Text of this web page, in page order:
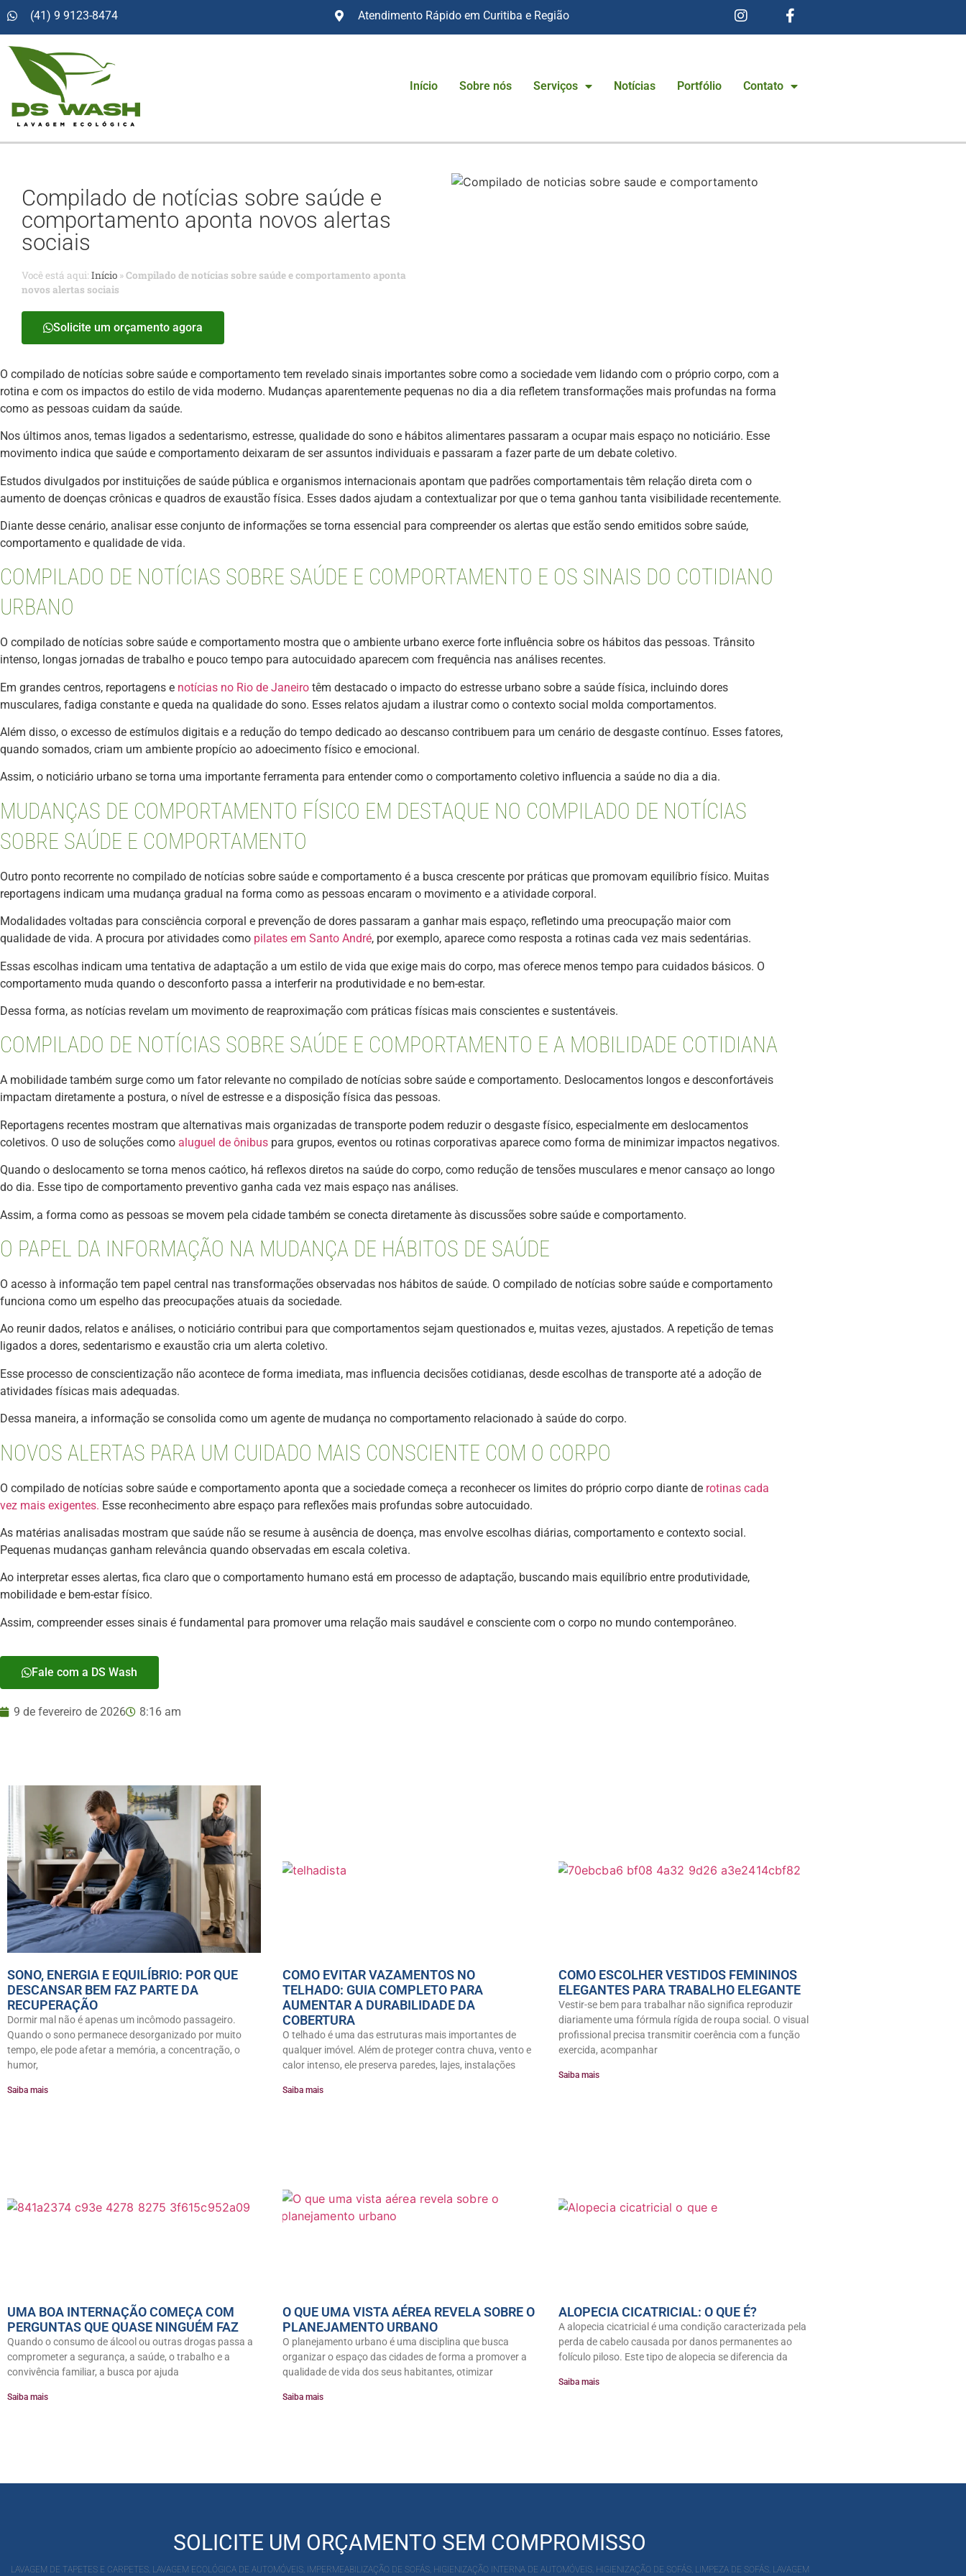
(41) 9 9123-8474 Atendimento Rápido em Curitiba e Região
Início Sobre nós Serviços Notícias Portfólio Contato
Compilado de notícias sobre saúde e
comportamento aponta novos alertas
sociais
Você está aqui: Início »Compilado de notícias sobre saúde e comportamento aponta
novos alertas sociais
Solicite um orçamento agora
O compilado de notícias sobre saúde e comportamento tem revelado sinais importantes sobre como a sociedade vem lidando com o próprio corpo, com a
rotina e com os impactos do estilo de vida moderno. Mudanças aparentemente pequenas no dia a dia refletem transformações mais profundas na forma
como as pessoas cuidam da saúde.
Nos últimos anos, temas ligados a sedentarismo, estresse, qualidade do sono e hábitos alimentares passaram a ocupar mais espaço no noticiário. Esse
movimento indica que saúde e comportamento deixaram de ser assuntos individuais e passaram a fazer parte de um debate coletivo.
Estudos divulgados por instituições de saúde pública e organismos internacionais apontam que padrões comportamentais têm relação direta com o
aumento de doenças crônicas e quadros de exaustão física. Esses dados ajudam a contextualizar por que o tema ganhou tanta visibilidade recentemente.
Diante desse cenário, analisar esse conjunto de informações se torna essencial para compreender os alertas que estão sendo emitidos sobre saúde,
comportamento e qualidade de vida.
COMPILADO DE NOTÍCIAS SOBRE SAÚDE E COMPORTAMENTO E OS SINAIS DO COTIDIANO
URBANO
O compilado de notícias sobre saúde e comportamento mostra que o ambiente urbano exerce forte influência sobre os hábitos das pessoas. Trânsito
intenso, longas jornadas de trabalho e pouco tempo para autocuidado aparecem com frequência nas análises recentes.
Em grandes centros, reportagens e notícias no Rio de Janeiro têm destacado o impacto do estresse urbano sobre a saúde física, incluindo dores
musculares, fadiga constante e queda na qualidade do sono. Esses relatos ajudam a ilustrar como o contexto social molda comportamentos.
Além disso, o excesso de estímulos digitais e a redução do tempo dedicado ao descanso contribuem para um cenário de desgaste contínuo. Esses fatores,
quando somados, criam um ambiente propício ao adoecimento físico e emocional.
Assim, o noticiário urbano se torna uma importante ferramenta para entender como o comportamento coletivo influencia a saúde no dia a dia.
MUDANÇAS DE COMPORTAMENTO FÍSICO EM DESTAQUE NO COMPILADO DE NOTÍCIAS
SOBRE SAÚDE E COMPORTAMENTO
Outro ponto recorrente no compilado de notícias sobre saúde e comportamento é a busca crescente por práticas que promovam equilíbrio físico. Muitas
reportagens indicam uma mudança gradual na forma como as pessoas encaram o movimento e a atividade corporal.
Modalidades voltadas para consciência corporal e prevenção de dores passaram a ganhar mais espaço, refletindo uma preocupação maior com
qualidade de vida. A procura por atividades como pilates em Santo André, por exemplo, aparece como resposta a rotinas cada vez mais sedentárias.
Essas escolhas indicam uma tentativa de adaptação a um estilo de vida que exige mais do corpo, mas oferece menos tempo para cuidados básicos. O
comportamento muda quando o desconforto passa a interferir na produtividade e no bem-estar.
Dessa forma, as notícias revelam um movimento de reaproximação com práticas físicas mais conscientes e sustentáveis.
COMPILADO DE NOTÍCIAS SOBRE SAÚDE E COMPORTAMENTO E A MOBILIDADE COTIDIANA
A mobilidade também surge como um fator relevante no compilado de notícias sobre saúde e comportamento. Deslocamentos longos e desconfortáveis
impactam diretamente a postura, o nível de estresse e a disposição física das pessoas.
Reportagens recentes mostram que alternativas mais organizadas de transporte podem reduzir o desgaste físico, especialmente em deslocamentos
coletivos. O uso de soluções como aluguel de ônibus para grupos, eventos ou rotinas corporativas aparece como forma de minimizar impactos negativos.
Quando o deslocamento se torna menos caótico, há reflexos diretos na saúde do corpo, como redução de tensões musculares e menor cansaço ao longo
do dia. Esse tipo de comportamento preventivo ganha cada vez mais espaço nas análises.
Assim, a forma como as pessoas se movem pela cidade também se conecta diretamente às discussões sobre saúde e comportamento.
O PAPEL DA INFORMAÇÃO NA MUDANÇA DE HÁBITOS DE SAÚDE
O acesso à informação tem papel central nas transformações observadas nos hábitos de saúde. O compilado de notícias sobre saúde e comportamento
funciona como um espelho das preocupações atuais da sociedade.
Ao reunir dados, relatos e análises, o noticiário contribui para que comportamentos sejam questionados e, muitas vezes, ajustados. A repetição de temas
ligados a dores, sedentarismo e exaustão cria um alerta coletivo.
Esse processo de conscientização não acontece de forma imediata, mas influencia decisões cotidianas, desde escolhas de transporte até a adoção de
atividades físicas mais adequadas.
Dessa maneira, a informação se consolida como um agente de mudança no comportamento relacionado à saúde do corpo.
NOVOS ALERTAS PARA UM CUIDADO MAIS CONSCIENTE COM O CORPO
O compilado de notícias sobre saúde e comportamento aponta que a sociedade começa a reconhecer os limites do próprio corpo diante de rotinas cada
vez mais exigentes. Esse reconhecimento abre espaço para reflexões mais profundas sobre autocuidado.
As matérias analisadas mostram que saúde não se resume à ausência de doença, mas envolve escolhas diárias, comportamento e contexto social.
Pequenas mudanças ganham relevância quando observadas em escala coletiva.
Ao interpretar esses alertas, fica claro que o comportamento humano está em processo de adaptação, buscando mais equilíbrio entre produtividade,
mobilidade e bem-estar físico.
Assim, compreender esses sinais é fundamental para promover uma relação mais saudável e consciente com o corpo no mundo contemporâneo.
Fale com a DS Wash
9 de fevereiro de 2026 8:16 am
SONO, ENERGIA E EQUILÍBRIO: POR QUE
DESCANSAR BEM FAZ PARTE DA
RECUPERAÇÃO
Dormir mal não é apenas um incômodo passageiro.
Quando o sono permanece desorganizado por muito
tempo, ele pode afetar a memória, a concentração, o
humor,
Saiba mais
COMO EVITAR VAZAMENTOS NO
TELHADO: GUIA COMPLETO PARA
AUMENTAR A DURABILIDADE DA
COBERTURA
O telhado é uma das estruturas mais importantes de
qualquer imóvel. Além de proteger contra chuva, vento e
calor intenso, ele preserva paredes, lajes, instalações
Saiba mais
COMO ESCOLHER VESTIDOS FEMININOS
ELEGANTES PARA TRABALHO ELEGANTE
Vestir-se bem para trabalhar não significa reproduzir
diariamente uma fórmula rígida de roupa social. O visual
profissional precisa transmitir coerência com a função
exercida, acompanhar
Saiba mais
UMA BOA INTERNAÇÃO COMEÇA COM
PERGUNTAS QUE QUASE NINGUÉM FAZ
Quando o consumo de álcool ou outras drogas passa a
comprometer a segurança, a saúde, o trabalho e a
convivência familiar, a busca por ajuda
Saiba mais
O QUE UMA VISTA AÉREA REVELA SOBRE O
PLANEJAMENTO URBANO
O planejamento urbano é uma disciplina que busca
organizar o espaço das cidades de forma a promover a
qualidade de vida dos seus habitantes, otimizar
Saiba mais
ALOPECIA CICATRICIAL: O QUE É?
A alopecia cicatricial é uma condição caracterizada pela
perda de cabelo causada por danos permanentes ao
folículo piloso. Este tipo de alopecia se diferencia da
Saiba mais
SOLICITE UM ORÇAMENTO SEM COMPROMISSO
LAVAGEM DE TAPETES E CARPETES, LAVAGEM ECOLÓGICA DE AUTOMÓVEIS, IMPERMEABILIZAÇÃO DE SOFÁS, HIGIENIZAÇÃO INTERNA DE AUTOMÓVEIS, HIGIENIZAÇÃO DE SOFÁS, LIMPEZA DE SOFÁS, LAVAGEM